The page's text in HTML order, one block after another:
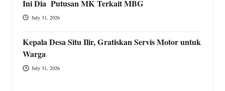
Ini Dia Putusan MK Terkait MBG
July 31, 2026
Kepala Desa Situ Ilir, Gratiskan Servis Motor untuk
Warga
July 31, 2026